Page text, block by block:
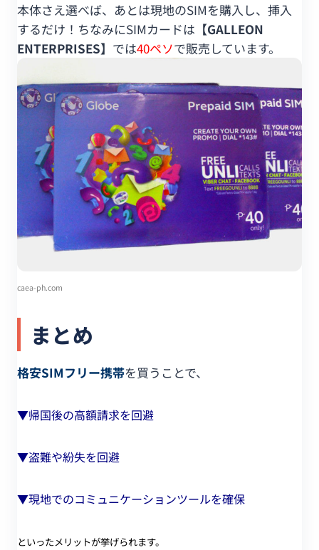
本体さえ選べば、あとは現地のSIMを購入し、挿入
するだけ！ちなみにSIMカードは 【GALLEON
ENTERPRISES】 では40ペソで販売しています。
caea-ph.com
まとめ
格安SIMフリー携帯を買うことで、
▼帰国後の高額請求を回避
▼盗難や紛失を回避
▼現地でのコミュニケーションツールを確保
といったメリットが挙げられます。